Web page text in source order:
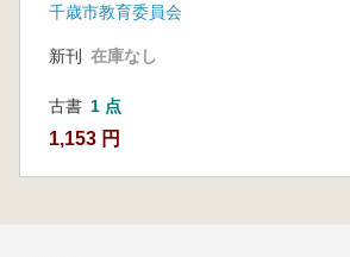
千歳市教育委員会
新刊 在庫なし
古書 1 点
1,153 円